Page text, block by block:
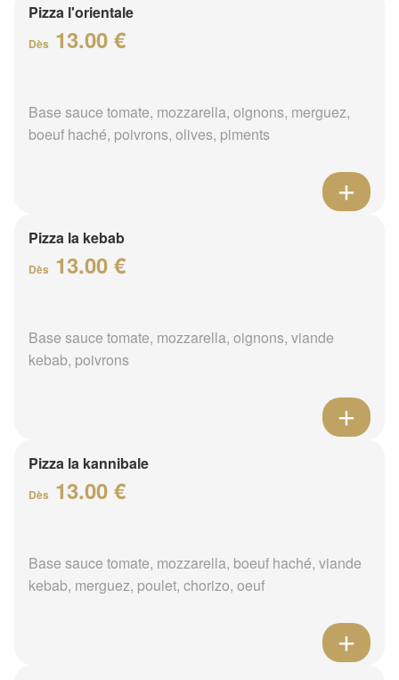
Pizza l'orientale
Dès 13.00 €
Base sauce tomate, mozzarella, oignons, merguez,
boeuf haché, poivrons, olives, piments
Pizza la kebab
Dès 13.00 €
Base sauce tomate, mozzarella, oignons, viande
kebab, poivrons
Pizza la kannibale
Dès 13.00 €
Base sauce tomate, mozzarella, boeuf haché, viande
kebab, merguez, poulet, chorizo, oeuf